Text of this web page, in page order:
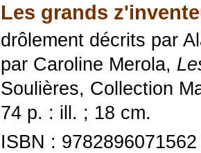
Les grands
drôlement décrits par
par Caroline Merola,
Soulières, Collection
74 p. : ill. ; 18 cm.
ISBN : 9782896071562